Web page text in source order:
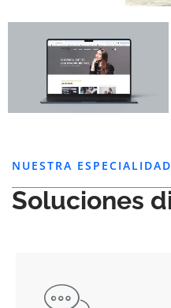
NUESTRA ESPECIALIDAD
Soluciones